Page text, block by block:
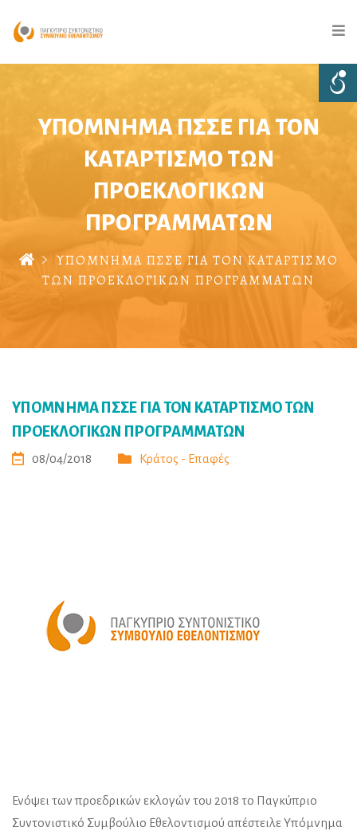
ΥΠΟΜΝΗΜΑ ΠΣΣΕ ΓΙΑ ΤΟΝ
ΚΑΤΑΡΤΙΣΜΟ ΤΩΝ
ΠΡΟΕΚΛΟΓΙΚΩΝ
ΠΡΟΓΡΑΜΜΑΤΩΝ
ΥΠΟΜΝΗΜΑ ΠΣΣΕ ΓΙΑ ΤΟΝ ΚΑΤΑΡΤΙΣΜΟ
ΤΩΝ ΠΡΟΕΚΛΟΓΙΚΩΝ ΠΡΟΓΡΑΜΜΑΤΩΝ
ΥΠΟΜΝΗΜΑ ΠΣΣΕ ΓΙΑ ΤΟΝ ΚΑΤΑΡΤΙΣΜΟ ΤΩΝ
ΠΡΟΕΚΛΟΓΙΚΩΝ ΠΡΟΓΡΑΜΜΑΤΩΝ
08/04/2018 Κράτος - Επαφές
Ενόψει των προεδρικών εκλογών του 2018 το Παγκύπριο
Συντονιστικό Συμβούλιο Εθελοντισμού απέστειλε Υπόμνημα